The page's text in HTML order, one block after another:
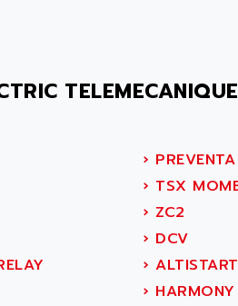
TELEMECANIQUE
›
› TSX
› ZC2
› DCV
›
›